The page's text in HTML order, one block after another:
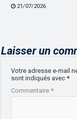
21/07/2026
Laisser un
Votre adresse e-mail
sont indiqués avec*
Commentaire*